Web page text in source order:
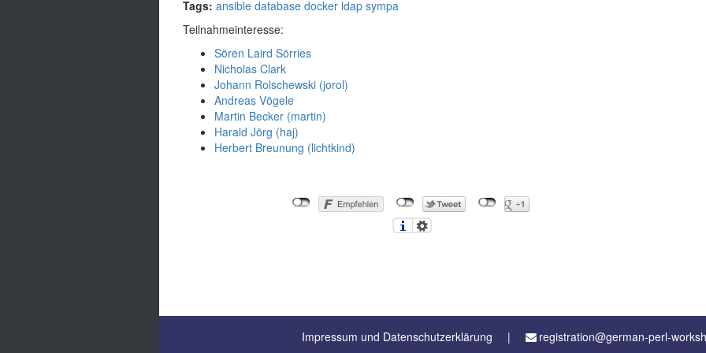
Tags: ansible database docker ldap sympa
Teilnahmeinteresse:
Sören Laird Sörries
Nicholas Clark
Johann Rolschewski (‎jorol‎)
Andreas Vögele
Martin Becker (‎martin‎)
Harald Jörg (‎haj‎)
Herbert Breunung (‎lichtkind‎)
Impressum und Datenschutzerklärung registration@german-perl-